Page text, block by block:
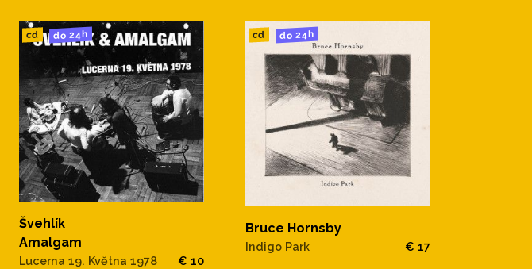
cd do 24h
Švehlík
Amalgam
Lucerna 19. Května 1978 € 10
cd do 24h
Bruce Hornsby
Indigo Park € 17